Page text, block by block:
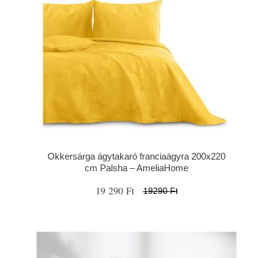
Okkersárga ágytakaró franciaágyra 200x220
cm Palsha – AmeliaHome
19 290 Ft 19290 Ft